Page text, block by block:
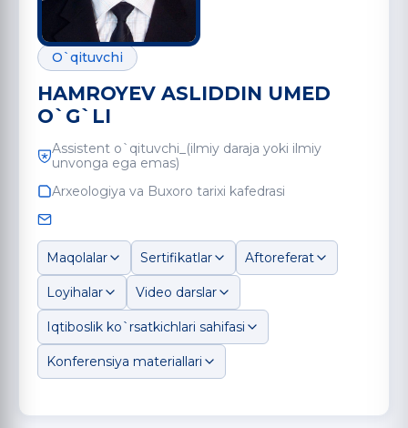
O`qituvchi
HAMROYEV ASLIDDIN UMED
O`G`LI
Assistent o`qituvchi_(ilmiy daraja yoki ilmiy
unvonga ega emas)
Arxeologiya va Buxoro tarixi kafedrasi
Maqolalar Sertifikatlar Aftoreferat
Loyihalar Video darslar
Iqtiboslik ko`rsatkichlari sahifasi
Konferensiya materiallari